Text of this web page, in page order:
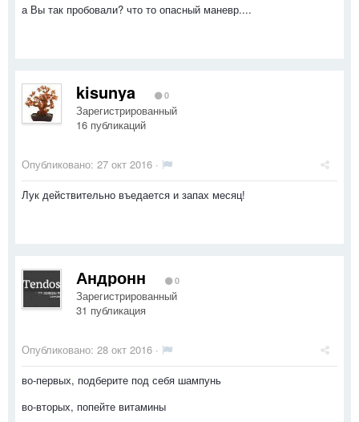
а Вы так пробовали? что то опасный маневр....
kisunya 0
Зарегистрированный
16 публикаций
Опубликовано: 27 окт 2016 ·
Лук действительно въедается и запах месяц!
Андронн 0
Зарегистрированный
31 публикация
Опубликовано: 28 окт 2016 ·
во-первых, подберите под себя шампунь
во-вторых, попейте витамины